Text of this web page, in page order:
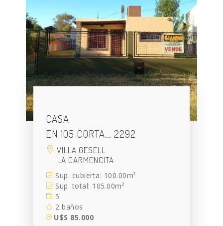
CASA
EN 105 CORTA… 2292
VILLA GESELL
LA CARMENCITA
Sup. cubierta: 100.00m²
Sup. total: 105.00m²
5
2 baños
U$S 85.000